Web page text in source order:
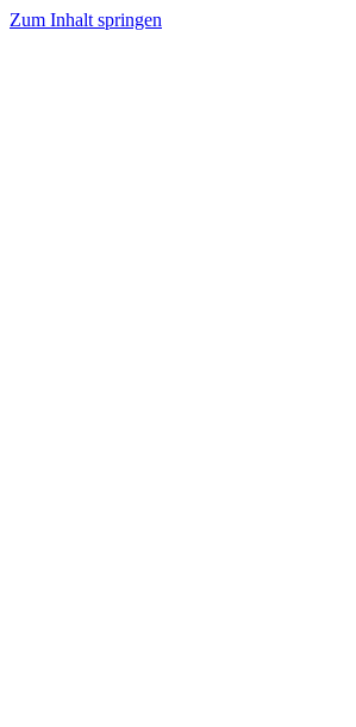
Zum Inhalt springen